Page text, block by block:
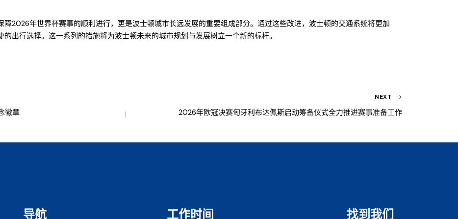
2026年世界杯赛事的顺利进行，更是波士顿城市长远发展的重要组成部分。通过这些改进，波士顿的交通系统将更加
出行选择。这一系列的措施将为波士顿未来的城市规划与发展树立一个新的标杆。
徽章
NEXT
2026年欧冠决赛匈牙利布达佩斯启动筹备仪式全力推进赛事准备工作
导航 工作时间 找到我们